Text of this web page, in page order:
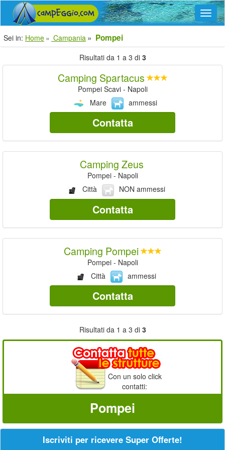
Sei in: Home Campania Pompei
Risultati da 1 a 3 di 3
Camping Spartacus
Pompei Scavi - Napoli
Mare
ammessi
Contatta
Camping Zeus
Pompei - Napoli
Città
NON ammessi
Contatta
Camping Pompei
Pompei - Napoli
Città
ammessi
Contatta
Risultati da 1 a 3 di 3
Con un solo click
contatti:
Pompei
Iscriviti per ricevere Super Offerte!